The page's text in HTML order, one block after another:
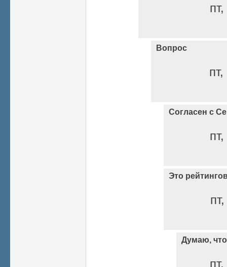
Вопрос
Согласен с
Это
Думаю,